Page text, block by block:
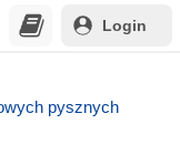
Login
pysznych